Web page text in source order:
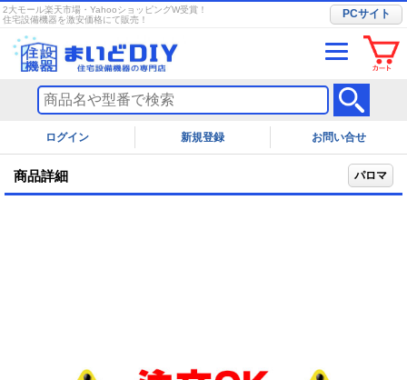
2大モール楽天市場・YahooショッピングW受賞！
住宅設備機器を激安価格にて販売！
PCサイト
ログイン お問い合せ
商品詳細 パロマ